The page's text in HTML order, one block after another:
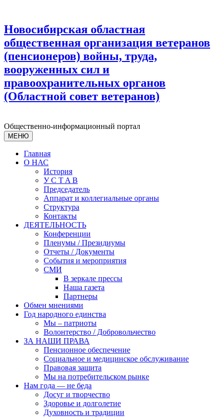
Новосибирская областная
общественная организация ветеранов
(пенсионеров) войны, труда,
вооруженных сил и
правоохранительных органов
(Областной совет ветеранов)
Общественно-информационный портал
МЕНЮ
Главная
О НАС
История
У С T A B
Председатель
Аппарат и коллегиальные органы
Структура
Контакты
ДЕЯТЕЛЬНОСТЬ
Конференции
Пленумы / Президиумы
Отчеты / Документы
События и мероприятия
СМИ
В зеркале прессы
Наша газета
Партнеры
Обмен мнениями
Год народного единства
Мы – патриоты
Волонтерство / Добровольчество
ЗА НАШИ ПРАВА
Пенсионное обеспечение
Социальное и медицинское обслуживание
Правовая защита
Мы на потребительском рынке
Нам года — не беда
Досуг и творчество
Здоровье и долголетие
Духовность и традиции